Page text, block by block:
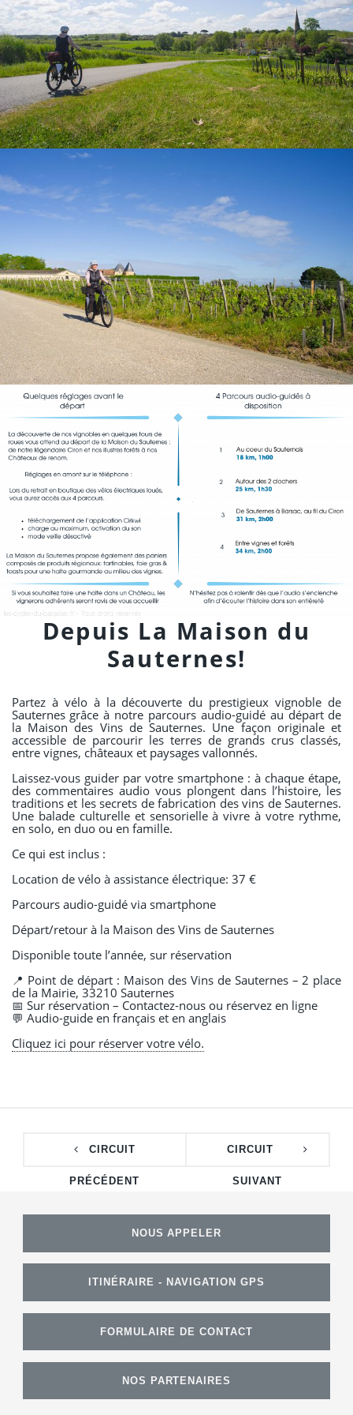
Depuis La Maison du
Sauternes!
Partez à vélo à la découverte du prestigieux vignoble de
Sauternesgrâce à notre parcours audio-guidé au départ de
la Maison des Vins de Sauternes. Une façon originale et
accessible de parcourir les terres de grands crus classés,
entre vignes, châteaux et paysages vallonnés.
Laissez-vous guider par votre smartphone : à chaque étape,
des commentaires audio vous plongent dans l’histoire, les
traditions et les secrets de fabrication des vins de Sauternes.
Une balade culturelle et sensorielle à vivre à votre rythme,
en solo, en duo ou en famille.
Ce qui est inclus :
Location de vélo à assistance électrique: 37 €
Parcours audio-guidé via smartphone
Départ/retour à la Maison des Vins de Sauternes
Disponible toute l’année, sur réservation
📍 Point de départ : Maison des Vins de Sauternes – 2 place
de la Mairie, 33210 Sauternes
📅 Sur réservation – Contactez-nous ou réservez en ligne
💬 Audio-guide en français et en anglais
Cliquez ici pour réserver votre vélo.
CIRCUIT
PRÉCÉDENT
CIRCUIT
SUIVANT
NOUS APPELER
ITINÉRAIRE - NAVIGATION GPS
FORMULAIRE DE CONTACT
NOS PARTENAIRES